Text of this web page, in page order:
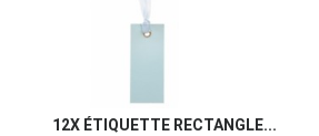
12X ÉTIQUETTE RECTANGLE...